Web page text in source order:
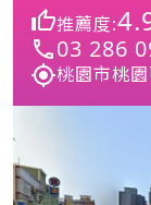
推薦度:
03 286
桃園市桃